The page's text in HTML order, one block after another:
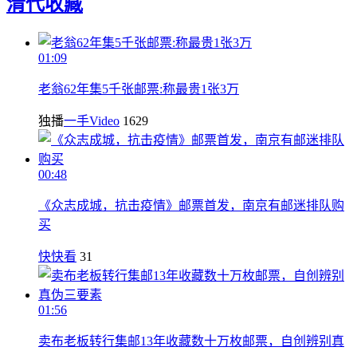
清代收藏
01:09
老翁62年集5千张邮票:称最贵1张3万
独播一手Video 1629
00:48
《众志成城，抗击疫情》邮票首发，南京有邮迷排队购
买
快快看 31
01:56
卖布老板转行集邮13年收藏数十万枚邮票，自创辨别真